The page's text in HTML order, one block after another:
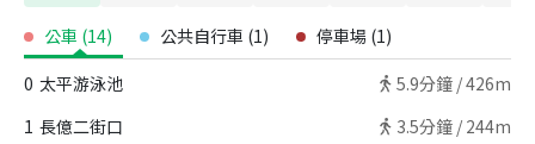
公車 (14) 公共自行車 (1) 停車場 (1)
0 太平游泳池 5.9分鐘 /426m
1 長億二街口 3.5分鐘 / 244m